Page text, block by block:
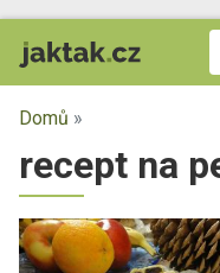
Domů »
recept na